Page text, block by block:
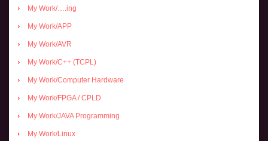
My Work/….ing
My Work/APP
My Work/AVR
My Work/C++ (TCPL)
My Work/Computer Hardware
My Work/FPGA / CPLD
My Work/JAVA Programming
My Work/Linux